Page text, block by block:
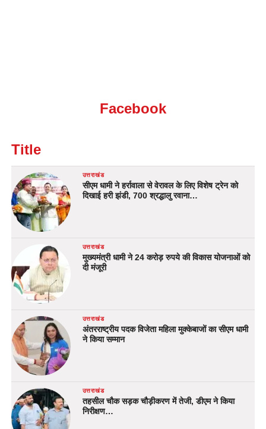
Facebook
Title
उत्तराखंड
सीएम धामी ने हर्रावाला से वेरावल के लिए विशेष ट्रेन को
दिखाई हरी झंडी, 700 श्रद्धालु रवाना…
उत्तराखंड
मुख्यमंत्री धामी ने 24 करोड़ रुपये की विकास योजनाओं को
दी मंजूरी
उत्तराखंड
अंतरराष्ट्रीय पदक विजेता महिला मुक्केबाजों का सीएम धामी
ने किया सम्मान
उत्तराखंड
तहसील चौक सड़क चौड़ीकरण में तेजी, डीएम ने किया
निरीक्षण…